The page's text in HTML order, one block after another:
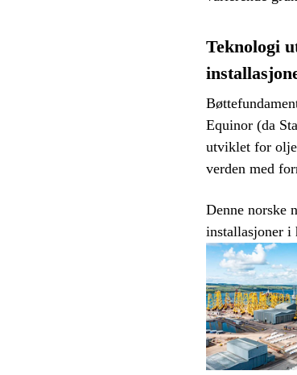
Teknologi
Equinor (da
utviklet for
verden med
Denne norske
installasjoner i